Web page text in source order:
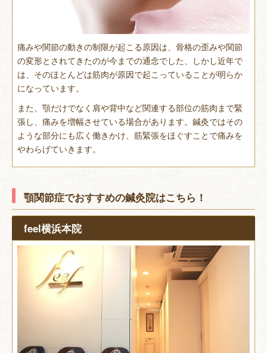
痛みや関節の動きの制限が起こる原因は、骨格の歪みや関節
の変形とされてきたのが今までの通念でした、しかし近年で
は、そのほとんどは筋肉が原因で起こっていることが明らか
になっています。
また、顎だけでなく肩や背中など関連する部位の筋肉まで緊
張し、痛みを増幅させている場合があります。鍼灸ではその
ような部分にも広く働きかけ、筋緊張をほぐすことで痛みを
やわらげていきます。
顎関節症でおすすめの鍼灸院はこちら！
feel横浜本院